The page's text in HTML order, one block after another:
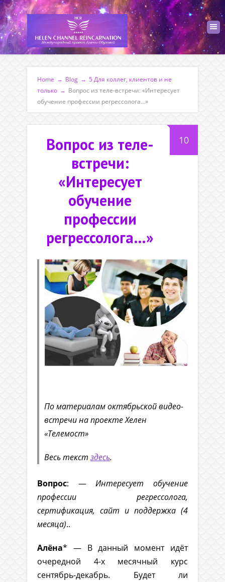
Home → Blog → 5 Для коллег, клиентов и не
только → Вопрос из теле-встречи: «Интересует
обучение профессии регрессолога…»
10
Вопрос из теле-
встречи:
«Интересует
обучение
профессии
регрессолога…»
По материалам октябрьской видео-
встречи на проекте Хелен
«Телемост»
Весь текст здесь.
Вопрос: —Интересует обучение
профессии регрессолога,
сертификация, сайт и поддержка (4
месяца)..
Алёна* — В данный момент идёт
очередной 4-х месячный курс
сентябрь-декабрь. Будет ли